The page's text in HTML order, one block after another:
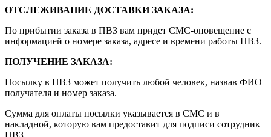
ОТСЛЕЖИВАНИЕ ДОСТАВКИ ЗАКАЗА:
По прибытии заказа в ПВЗ вам придет СМС-оповещение с
информацией о номере заказа, адресе и времени работы ПВЗ.
ПОЛУЧЕНИЕ ЗАКАЗА:
Посылку в ПВЗ может получить любой человек, назвав ФИО
получателя и номер заказа.
Сумма для оплаты посылки указывается в СМС и в
накладной, которую вам предоставит для подписи сотрудник